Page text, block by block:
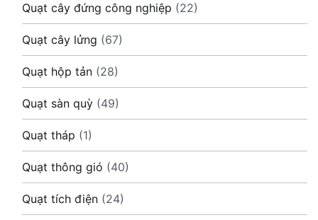
Quạt cây đứng công nghiệp (22)
Quạt cây lửng (67)
Quạt hộp tản (28)
Quạt sàn quỳ (49)
Quạt tháp (1)
Quạt thông gió (40)
Quạt tích điện (24)